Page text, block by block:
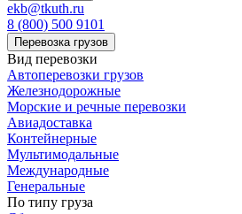
ekb@tkuth.ru
8 (800) 500 9101
Перевозка грузов
Вид перевозки
Автоперевозки грузов
Железнодорожные
Морские и речные перевозки
Авиадоставка
Контейнерные
Мультимодальные
Международные
Генеральные
По типу груза